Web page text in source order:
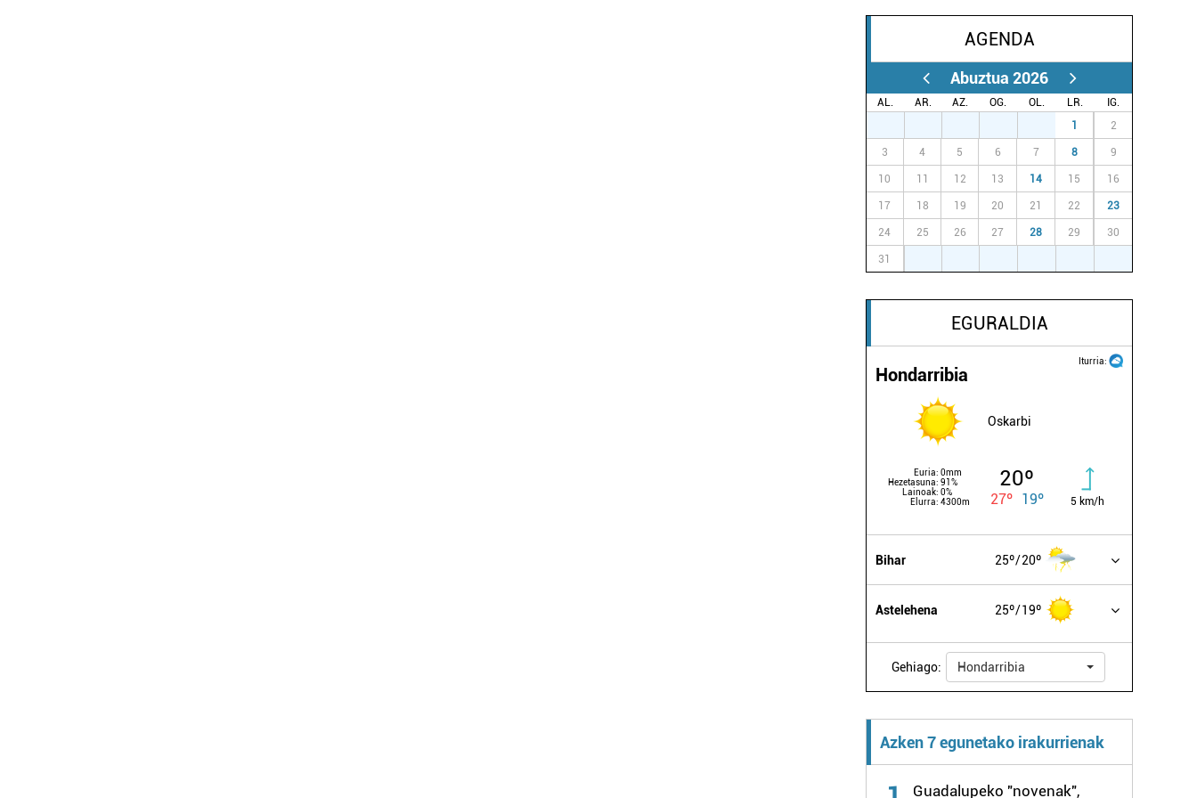
AGENDA
Abuztua 2026
AL. AR. AZ. OG. OL. LR.
IG.
1 2
3 4 5 6 7 8 9
10 11 12 13 14 15 16
17 18 19 20 21 22 23
24 25 26 27 28 29 30
31
EGURALDIA
Iturria:
Hondarribia
Oskarbi
Euria: 0mm
Hezetasuna: 91%
Lainoak: 0%
Elurra: 4300m
20º
27º 19º 5 km/h
Bihar 25º 20º
Astelehena 25º 19º
Gehiago: Hondarribia
Azken 7 egunetako irakurrienak
Guadalupeko "novenak",